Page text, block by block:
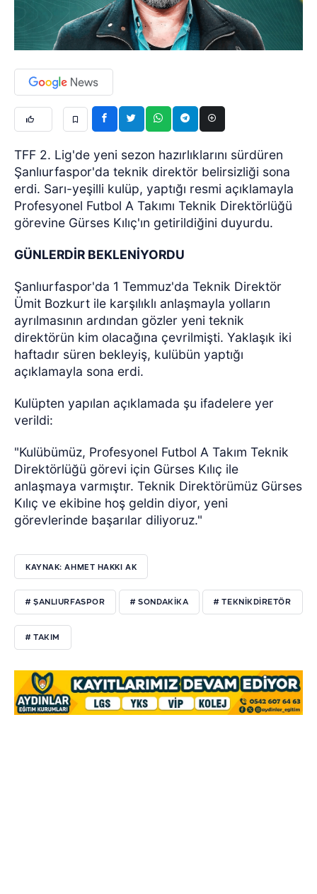
TFF 2. Lig'de yeni sezon hazırlıklarını sürdüren
Şanlıurfaspor'da teknik direktör belirsizliği sona
erdi. Sarı-yeşilli kulüp, yaptığı resmi açıklamayla
Profesyonel Futbol A Takımı Teknik Direktörlüğü
görevine Gürses Kılıç'ın getirildiğini duyurdu.
GÜNLERDİR BEKLENİYORDU
Şanlıurfaspor'da 1 Temmuz'da Teknik Direktör
Ümit Bozkurt ile karşılıklı anlaşmayla yolların
ayrılmasının ardından gözler yeni teknik
direktörün kim olacağına çevrilmişti. Yaklaşık iki
haftadır süren bekleyiş, kulübün yaptığı
açıklamayla sona erdi.
Kulüpten yapılan açıklamada şu ifadelere yer
verildi:
"Kulübümüz, Profesyonel Futbol A Takım Teknik
Direktörlüğü görevi için Gürses Kılıç ile
anlaşmaya varmıştır. Teknik Direktörümüz Gürses
Kılıç ve ekibine hoş geldin diyor, yeni
görevlerinde başarılar diliyoruz."
KAYNAK: AHMET HAKKI AK
# ŞANLIURFASPOR # SONDAKIKA # TEKNIKDIRETÖR
# TAKIM